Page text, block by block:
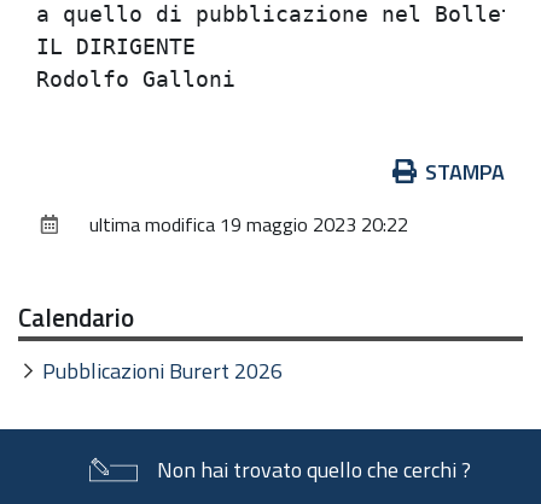
a quello di pubblicazione nel
IL DIRIGENTE
documento
STAMPA
ultima modifica 19 maggio 2023 20:22
Calendario
Pubblicazioni Burert 2026
Non hai trovato quello che cerchi ?